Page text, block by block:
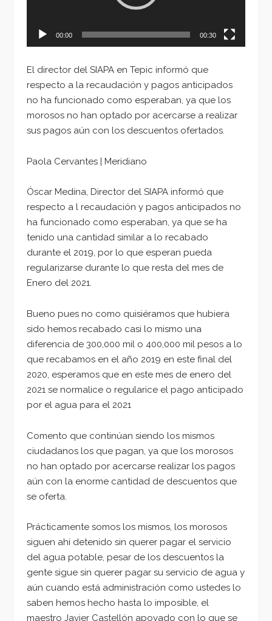
00:00 00:30
El director del SIAPA en Tepic informó que
respecto a la recaudación y pagos anticipados
no ha funcionado como esperaban, ya que los
morosos no han optado por acercarse a realizar
sus pagos aún con los descuentos ofertados.
Paola Cervantes | Meridiano
Óscar Medina, Director del SIAPA informó que
respecto a l recaudación y pagos anticipados no
ha funcionado como esperaban, ya que se ha
tenido una cantidad similar a lo recabado
durante el 2019, por lo que esperan pueda
regularizarse durante lo que resta del mes de
Enero del 2021.
Bueno pues no como quisiéramos que hubiera
sido hemos recabado casi lo mismo una
diferencia de 300,000 mil o 400,000 mil pesos a lo
que recabamos en el año 2019 en este final del
2020, esperamos que en este mes de enero del
2021 se normalice o regularice el pago anticipado
por el agua para el 2021
Comento que continúan siendo los mismos
ciudadanos los que pagan, ya que los morosos
no han optado por acercarse realizar los pagos
aún con la enorme cantidad de descuentos que
se oferta.
Prácticamente somos los mismos, los morosos
siguen ahí detenido sin querer pagar el servicio
del agua potable, pesar de los descuentos la
gente sigue sin querer pagar su servicio de agua y
aún cuando está administración como ustedes lo
saben hemos hecho hasta lo imposible, el
maestro Javier Castellón apoyado con lo que se